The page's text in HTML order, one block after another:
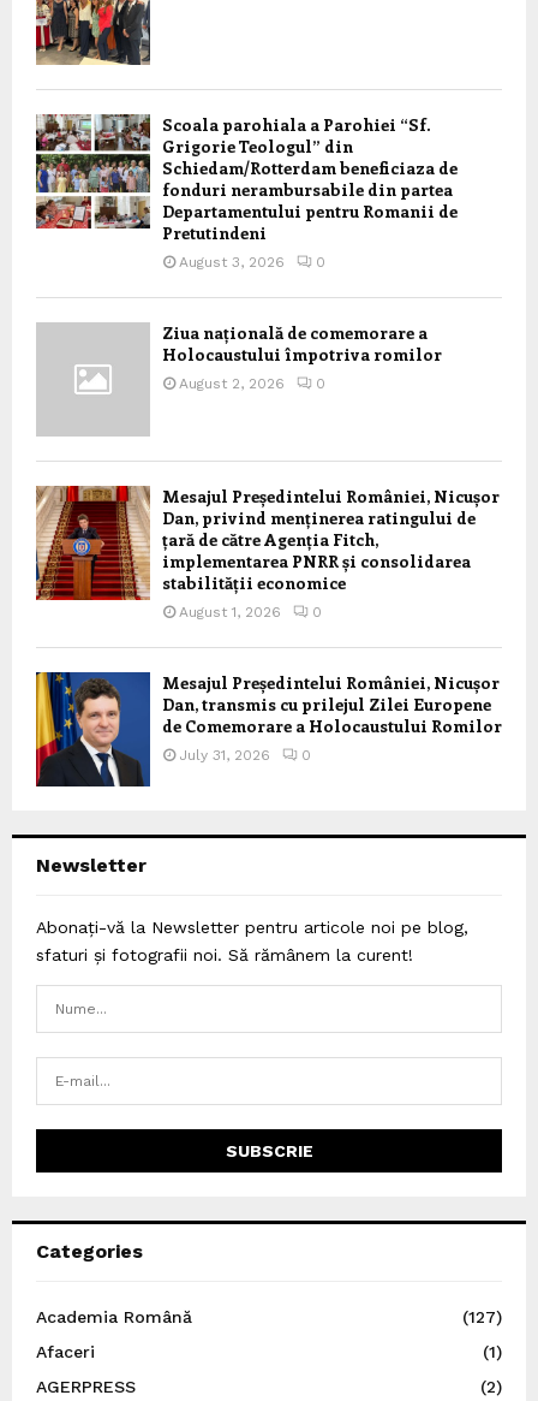
Scoala parohiala a Parohiei “Sf.
Grigorie Teologul” din
Schiedam/Rotterdam beneficiaza de
fonduri nerambursabile din partea
Departamentului pentru Romanii de
Pretutindeni
August 3, 2026 0
Ziua națională de comemorare a
Holocaustului împotriva romilor
August 2, 2026 0
Mesajul Președintelui României, Nicușor
Dan, privind menținerea ratingului de
țară de către Agenția Fitch,
implementarea PNRR și consolidarea
stabilității economice
August 1, 2026 0
Mesajul Președintelui României, Nicușor
Dan, transmis cu prilejul Zilei Europene
de Comemorare a Holocaustului Romilor
July 31, 2026 0
Newsletter
Abonați-vă la Newsletter pentru articole noi pe blog,
sfaturi și fotografii noi. Să rămânem la curent!
Categories
Academia Română
(127)
Afaceri
(1)
AGERPRESS
(2)